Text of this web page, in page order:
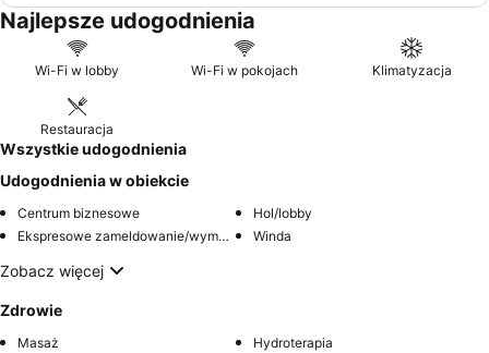
Najlepsze udogodnienia
Wi-Fi w lobby Wi-Fi w pokojach Klimatyzacja
Restauracja
Wszystkie udogodnienia
Udogodnienia w obiekcie
Centrum biznesowe
Hol/lobby
Ekspresowe zameldowanie/wymeldowanie
Winda
Zobacz więcej
Zdrowie
Masaż
Hydroterapia